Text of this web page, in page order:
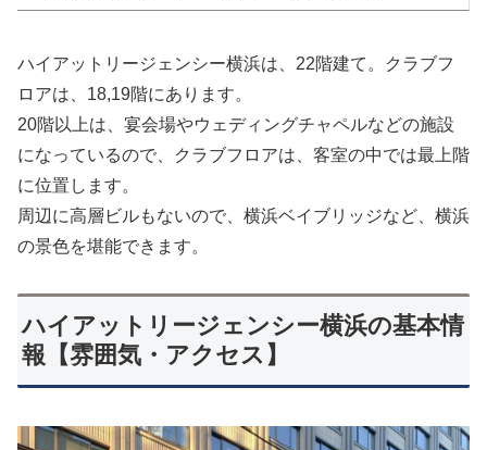
ハイアットリージェンシー横浜は、22階建て。クラブフ
ロアは、18,19階にあります。
20階以上は、宴会場やウェディングチャペルなどの施設
になっているので、クラブフロアは、客室の中では最上階
に位置します。
周辺に高層ビルもないので、横浜ベイブリッジなど、横浜
の景色を堪能できます。
ハイアットリージェンシー横浜の基本情
報【雰囲気・アクセス】